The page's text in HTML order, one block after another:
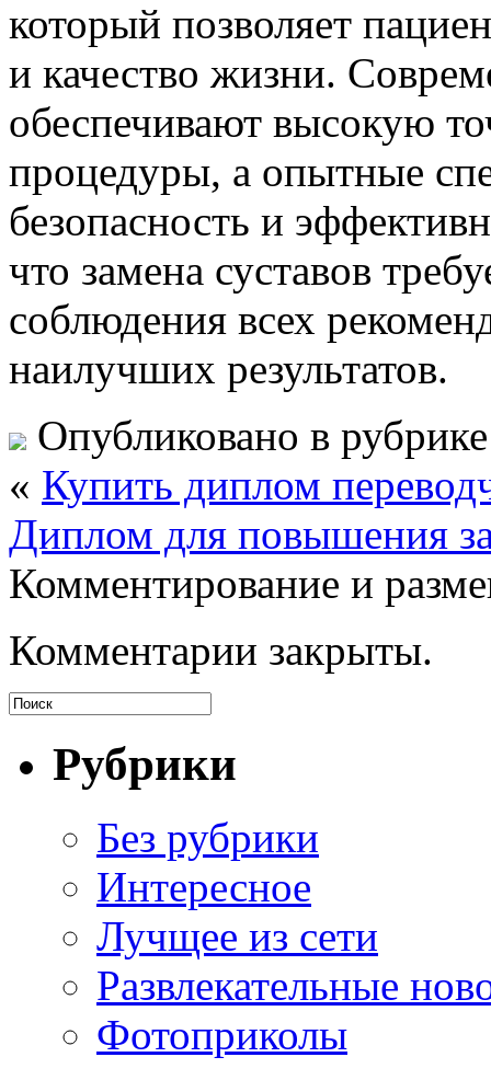
который позволяет
и качество жизни.
обеспечивают высокую
процедуры, а опытные
безопасность и
что замена суставов
соблюдения всех
наилучших результатов.
Опубликовано в
« Купить диплом
Диплом для повышения
Комментирование и
Комментарии закрыты.
Рубрики
Без рубрики
Интересное
Лучщее из сети
Развлекательные
Фотоприколы